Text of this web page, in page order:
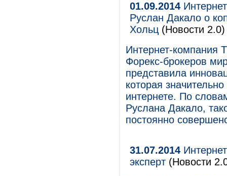
01.09.2014
Руслан Дакало о
Хольц (Новости 2.0)
Интернет-компания
Форекс-брокеров
представила
которая
интернете. По
Руслана Дакало,
постоянно
31.07.2014
эксперт (Новости